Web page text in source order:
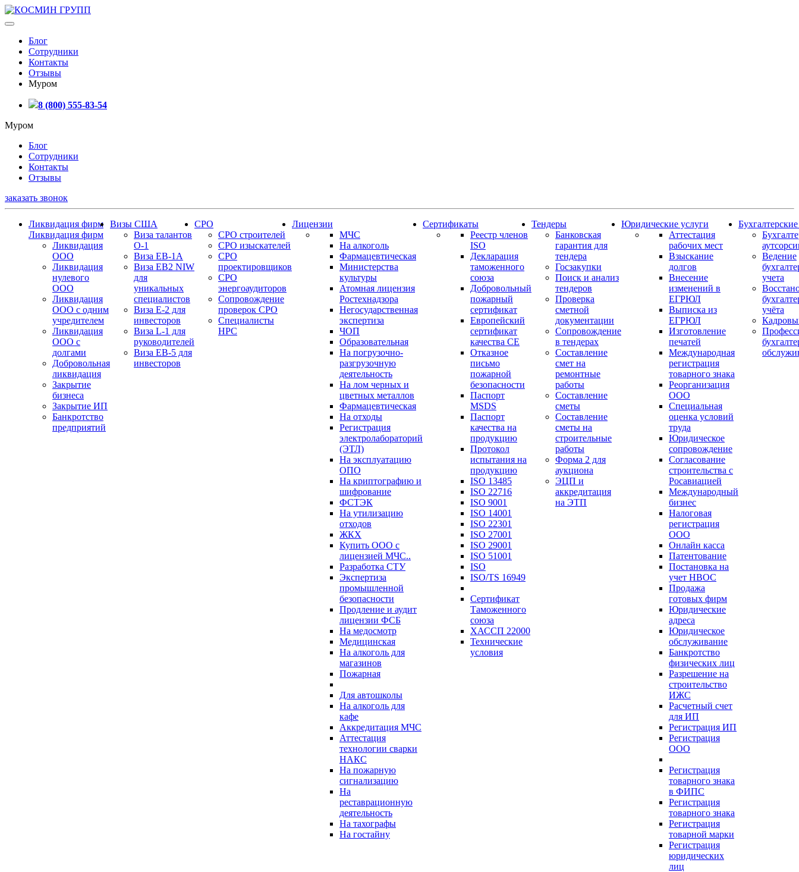
Блог
Сотрудники
Контакты
Отзывы
Муром
8 (800) 555-83-54
Муром
Блог
Сотрудники
Контакты
Отзывы
заказать звонок
Ликвидация фирм
Ликвидация фирм
Ликвидация
ООО
Ликвидация
нулевого
ООО
Ликвидация
ООО с одним
учредителем
Ликвидация
ООО с
долгами
Добровольная
ликвидация
Закрытие
бизнеса
Закрытие ИП
Банкротство
предприятий
Визы США
Виза талантов
О-1
Виза EB-1A
Виза EB2 NIW
для
уникальных
специалистов
Виза E-2 для
инвесторов
Виза L-1 для
руководителей
Виза EB-5 для
инвесторов
СРО
СРО строителей
СРО изыскателей
СРО
проектировщиков
СРО
энергоаудиторов
Сопровождение
проверок СРО
Специалисты
НРС
Лицензии
МЧС
На алкоголь
Фармацевтическая
Министерства
культуры
Атомная лицензия
Ростехнадзора
Негосударственная
экспертиза
ЧОП
Образовательная
На погрузочно-
разгрузочную
деятельность
На лом черных и
цветных металлов
Фармацевтическая
На отходы
Регистрация
электролабораторий
(ЭТЛ)
На эксплуатацию
ОПО
На криптографию и
шифрование
ФСТЭК
На утилизацию
отходов
ЖКХ
Купить ООО с
лицензией МЧС..
Разработка СТУ
Экспертиза
промышленной
безопасности
Продление и аудит
лицензии ФСБ
На медосмотр
Медицинская
На алкоголь для
магазинов
Пожарная
Для автошколы
На алкоголь для
кафе
Аккредитация МЧС
Аттестация
технологии сварки
НАКС
На пожарную
сигнализацию
На
реставрационную
деятельность
На тахографы
На гостайну
Сертификаты
Реестр членов
ISO
Декларация
таможенного
союза
Добровольный
пожарный
сертификат
Европейский
сертификат
качества СЕ
Отказное
письмо
пожарной
безопасности
Паспорт
МSDS
Паспорт
качества на
продукцию
Протокол
испытания на
продукцию
ISO 13485
ISO 22716
ISO 9001
ISO 14001
ISO 22301
ISO 27001
ISO 29001
ISO 51001
ISO
ISO/TS 16949
Сертификат
Таможенного
союза
ХАССП 22000
Технические
условия
Тендеры
Банковская
гарантия для
тендера
Госзакупки
Поиск и анализ
тендеров
Проверка
сметной
документации
Сопровождение
в тендерах
Составление
смет на
ремонтные
работы
Составление
сметы
Составление
сметы на
строительные
работы
Форма 2 для
аукциона
ЭЦП и
аккредитация
на ЭТП
Юридические услуги
Аттестация
рабочих мест
Взыскание
долгов
Внесение
изменений в
ЕГРЮЛ
Выписка из
ЕГРЮЛ
Изготовление
печатей
Международная
регистрация
товарного знака
Реорганизация
ООО
Специальная
оценка условий
труда
Юридическое
сопровождение
Согласование
строительства с
Росавиацией
Международный
бизнес
Налоговая
регистрация
ООО
Онлайн касса
Патентование
Постановка на
учет НВОС
Продажа
готовых фирм
Юридические
адреса
Юридическое
обслуживание
Банкротство
физических лиц
Разрешение на
строительство
ИЖС
Расчетный счет
для ИП
Регистрация ИП
Регистрация
ООО
Регистрация
товарного знака
в ФИПС
Регистрация
товарного знака
Регистрация
товарной марки
Регистрация
юридических
лиц
Ведение
учета
учёта